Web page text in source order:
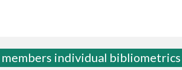
individual bibliometrics